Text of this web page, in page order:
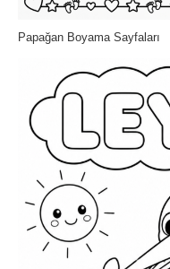
Papağan Boyama Sayfaları